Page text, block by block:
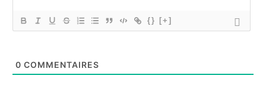
{} [+]
0 COMMENTAIRES